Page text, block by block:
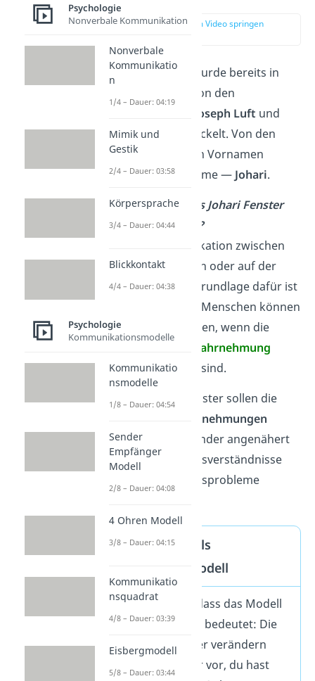
zur Stelle im Video springen
Das Johari Fenster wurde bereits in
den 1950er Jahren von den
Joseph Luft und
Harry Ingham
entwickelt. Von den
Anfängen der beiden Vornamen
stammt auch der Name — Johari.
Doch wofür wird das Johari Fenster
überhaupt benötigt?
Es soll die Kommunikation zwischen
Personen im Privaten oder auf der
Arbeit verbessern. Grundlage dafür ist
: Menschen können
besser kommunizieren, wenn die
Fremdwahrnehmung
möglichstidentisch
sind.
Durch das Johari Fenster sollen die
Wahrnehmungen
verglichen
und einander angenähert
werden. Das soll Missverständnisse
und Kommunikationsprobleme
Johari Fenster als
dynamisches Modell
Wichtig ist dabei, dass das Modell
dynamisch ist. Das bedeutet: Die
Anteile
der 4 Felder verändern
sich! Stell dir dafür vor, du hast
Psychologie
Nonverbale Kommunikation
Nonverbale
Kommunikatio
n
1/4 – Dauer: 04:19
Mimik und
Gestik
2/4 – Dauer: 03:58
Körpersprache
3/4 – Dauer: 04:44
Blickkontakt
4/4 – Dauer: 04:38
Psychologie
Kommunikationsmodelle
Kommunikatio
nsmodelle
1/8 – Dauer: 04:54
Sender
Empfänger
Modell
2/8 – Dauer: 04:08
4 Ohren Modell
3/8 – Dauer: 04:15
Kommunikatio
nsquadrat
4/8 – Dauer: 03:39
Eisbergmodell
5/8 – Dauer: 03:44